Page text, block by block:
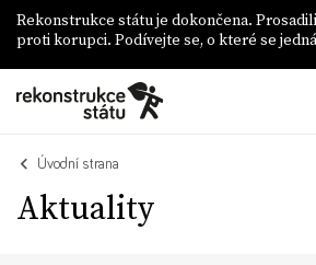
Rekonstrukce státu je dokončena.
proti korupci. Podívejte se, o které se
Úvodní strana
Aktuality